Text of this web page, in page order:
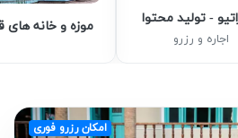
- تولید محتوا
اجاره و رزرو
موزه و خانه های
امکان رزرو فوری